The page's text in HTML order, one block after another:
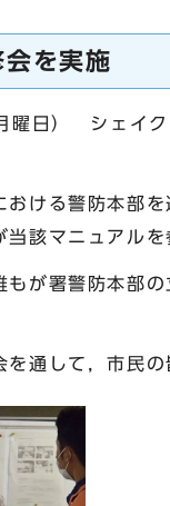
を実施
曜日） シェイク
おける警防本部
該マニュアル
もが署警防本部
通して，市民